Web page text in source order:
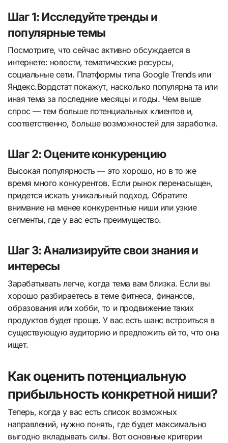
Шаг 1: Исследуйте тренды и
популярные темы
Посмотрите, что сейчас активно обсуждается в
интернете: новости, тематические ресурсы,
социальные сети. Платформы типа Google Trends или
Яндекс.Вордстат покажут, насколько популярна та или
иная тема за последние месяцы и годы. Чем выше
спрос — тем больше потенциальных клиентов и,
соответственно, больше возможностей для заработка.
Шаг 2: Оцените конкуренцию
Высокая популярность — это хорошо, но в то же
время много конкурентов. Если рынок перенасыщен,
придется искать уникальный подход. Обратите
внимание на менее конкурентные ниши или узкие
сегменты, где у вас есть преимущество.
Шаг 3: Анализируйте свои знания и
интересы
Зарабатывать легче, когда тема вам близка. Если вы
хорошо разбираетесь в теме фитнеса, финансов,
образования или хобби, то и продвижение таких
продуктов будет проще. У вас есть шанс встроиться в
существующую аудиторию и предложить ей то, что она
ищет.
Как оценить потенциальную
прибыльность конкретной ниши?
Теперь, когда у вас есть список возможных
направлений, нужно понять, где будет максимально
выгодно вкладывать силы. Вот основные критерии